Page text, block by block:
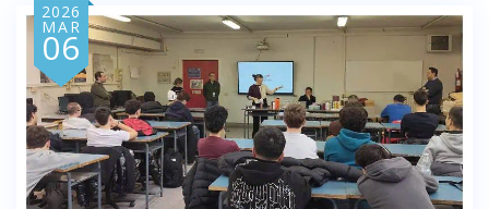
2026
MAR
06